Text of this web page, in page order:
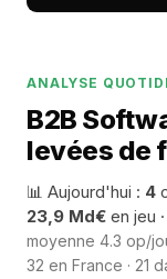
ANALYSE
B2B
levées de
📊 Aujourd'hui : 4
23,9 Md€ en jeu
moyenne 4.3 op/
32 en France · 21